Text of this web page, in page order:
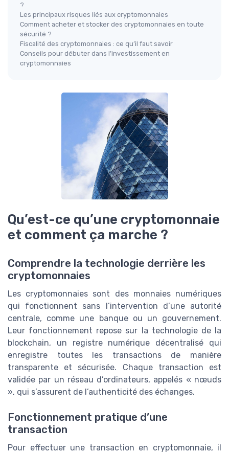
?
Les principaux risques liés aux cryptomonnaies
Comment acheter et stocker des cryptomonnaies en toute
sécurité ?
Fiscalité des cryptomonnaies : ce qu’il faut savoir
Conseils pour débuter dans l’investissement en
cryptomonnaies
Qu’est-ce qu’une cryptomonnaie
et comment ça marche ?
Comprendre la technologie derrière les
cryptomonnaies
Les cryptomonnaies sont des monnaies numériques
qui fonctionnent sans l’intervention d’une autorité
centrale, comme une banque ou un gouvernement.
Leur fonctionnement repose sur la technologie de la
blockchain, un registre numérique décentralisé qui
enregistre toutes les transactions de manière
transparente et sécurisée. Chaque transaction est
validée par un réseau d’ordinateurs, appelés « nœuds
», qui s’assurent de l’authenticité des échanges.
Fonctionnement pratique d’une
transaction
Pour effectuer une transaction en cryptomonnaie, il